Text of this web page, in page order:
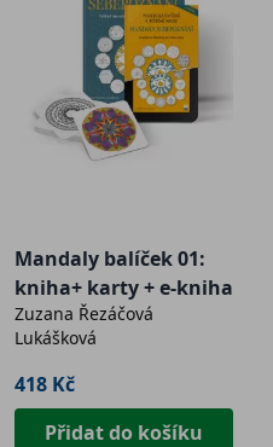
Mandaly balíček 01:
kniha+ karty + e-kniha
Zuzana Řezáčová
Lukášková
418 Kč
Přidat do košíku